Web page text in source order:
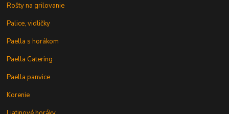
Rošty na grilovanie
Palice, vidličky
Paella s horákom
Paella Catering
Paella panvice
Korenie